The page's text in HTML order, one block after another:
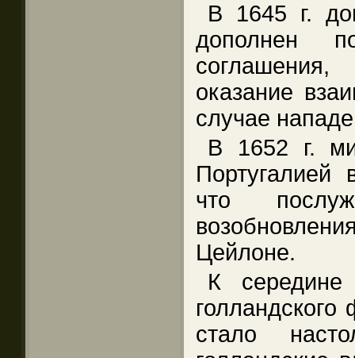
В 1645 г.
дополнен
оказание
случае
В 1652 г.
что
Цейлоне.
К середине
голландского
стало